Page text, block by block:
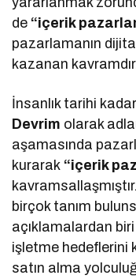
de “içerik
pazarlamanın
kazanan
İnsanlık tarihi
Devrim olarak
aşamasında
kurarak “içerik
birçok tanım
açıklamalardan
işletme hedeflerini
satın alma